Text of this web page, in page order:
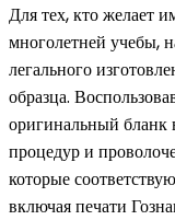
Для тех, кто желает
многолетней учебы,
легального
образца.
оригинальный бланк
процедур и
которые
включая печати